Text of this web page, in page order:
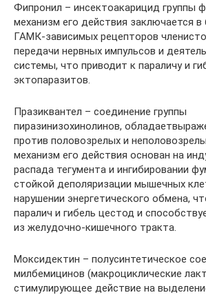
Фипронил – инсектоакарицид группы
механизм его действия заключается в
ГАМК-зависимых рецепторов
передачи нервных импульсов и
системы, что приводит к параличу и
эктопаразитов.
Празиквантел – соединение группы
пиразинизохинолинов,
против половозрелых и
механизм его действия основан на
распада тегумента и ингибировании
стойкой деполяризации мышечных
нарушении энергетического обмена,
паралич и гибель цестод и
из желудочно-кишечного тракта.
Моксидектин – полусинтетическое
милбемицинов (макроциклические
стимулирующее действие на